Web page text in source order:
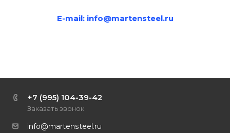
E-mail: info@martensteel.ru
+7 (995) 104-39-42
Заказать звонок
info@martensteel.ru